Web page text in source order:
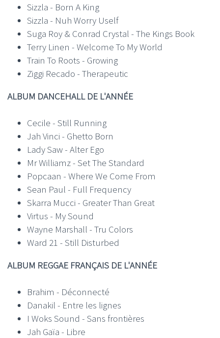
Sizzla - Born A King
Sizzla - Nuh Worry Uself
Suga Roy & Conrad Crystal - The Kings Book
Terry Linen - Welcome To My World
Train To Roots - Growing
Ziggi Recado - Therapeutic
ALBUM DANCEHALL DE L'ANNÉE
Cecile - Still Running
Jah Vinci - Ghetto Born
Lady Saw - Alter Ego
Mr Williamz - Set The Standard
Popcaan - Where We Come From
Sean Paul - Full Frequency
Skarra Mucci - Greater Than Great
Virtus - My Sound
Wayne Marshall - Tru Colors
Ward 21 - Still Disturbed
ALBUM REGGAE FRANÇAIS DE L'ANNÉE
Brahim - Déconnecté
Danakil - Entre les lignes
I Woks Sound - Sans frontières
Jah Gaïa - Libre